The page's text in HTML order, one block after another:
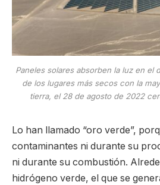
Paneles solares absorben la luz en el
de los lugares más secos con la
tierra, el 28 de agosto de 2022
Lo han llamado “oro verde”,
contaminantes ni durante su
ni durante su combustión.
hidrógeno verde, el que se